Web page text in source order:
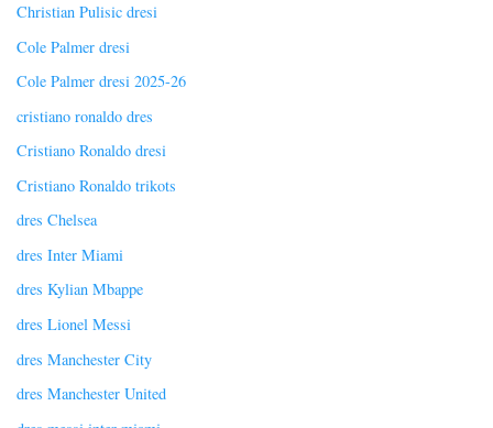
Christian Pulisic dresi
Cole Palmer dresi
Cole Palmer dresi 2025-26
cristiano ronaldo dres
Cristiano Ronaldo dresi
Cristiano Ronaldo trikots
dres Chelsea
dres Inter Miami
dres Kylian Mbappe
dres Lionel Messi
dres Manchester City
dres Manchester United